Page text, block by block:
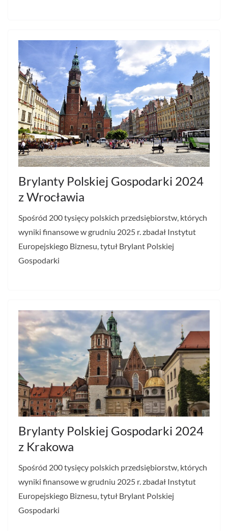
Brylanty Polskiej Gospodarki 2024
z Wrocławia
Spośród 200 tysięcy polskich przedsiębiorstw, których
wyniki finansowe w grudniu 2025 r. zbadał Instytut
Europejskiego Biznesu, tytuł Brylant Polskiej
Gospodarki
Brylanty Polskiej Gospodarki 2024
z Krakowa
Spośród 200 tysięcy polskich przedsiębiorstw, których
wyniki finansowe w grudniu 2025 r. zbadał Instytut
Europejskiego Biznesu, tytuł Brylant Polskiej
Gospodarki